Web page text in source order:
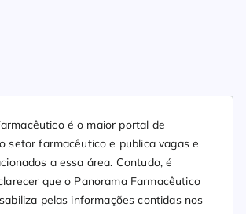
é o maior portal de
setor farmacêutico e publica vagas e
a essa área. Contudo, é
que o Panorama Farmacêutico
pelas informações contidas nos